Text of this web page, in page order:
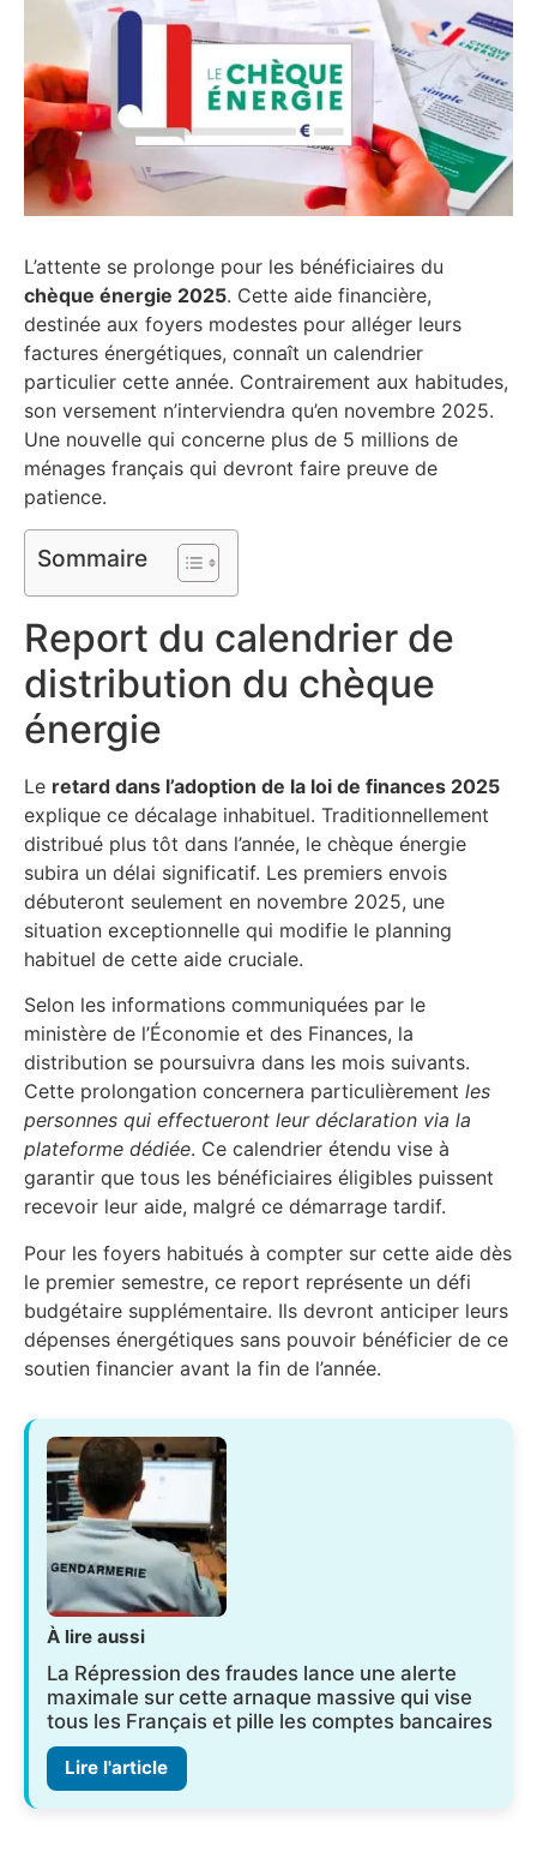
L’attente se prolonge pour les bénéficiaires du
chèque énergie 2025. Cette aide financière,
destinée aux foyers modestes pour alléger leurs
factures énergétiques, connaît un calendrier
particulier cette année. Contrairement aux habitudes,
son versement n’interviendra qu’en novembre 2025.
Une nouvelle qui concerne plus de 5 millions de
ménages français qui devront faire preuve de
patience.
Sommaire
Report du calendrier de
distribution du chèque
énergie
Le retard dans l’adoption de la loi de finances 2025
explique ce décalage inhabituel. Traditionnellement
distribué plus tôt dans l’année, le chèque énergie
subira un délai significatif. Les premiers envois
débuteront seulement en novembre 2025, une
situation exceptionnelle qui modifie le planning
habituel de cette aide cruciale.
Selon les informations communiquées par le
ministère de l’Économie et des Finances, la
distribution se poursuivra dans les mois suivants.
Cette prolongation concernera particulièrement les
personnes qui effectueront leur déclaration via la
plateforme dédiée. Ce calendrier étendu vise à
garantir que tous les bénéficiaires éligibles puissent
recevoir leur aide, malgré ce démarrage tardif.
Pour les foyers habitués à compter sur cette aide dès
le premier semestre, ce report représente un défi
budgétaire supplémentaire. Ils devront anticiper leurs
dépenses énergétiques sans pouvoir bénéficier de ce
soutien financier avant la fin de l’année.
À lire aussi
La Répression des fraudes lance une alerte
maximale sur cette arnaque massive qui vise
tous les Français et pille les comptes bancaires
Lire l'article